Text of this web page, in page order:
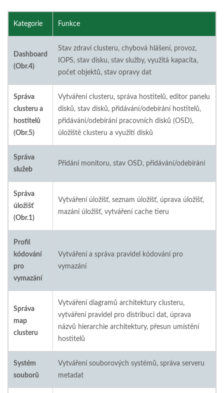
Kategorie Funkce
Dashboard
(Obr.4)
Stav zdraví clusteru, chybová hlášení, provoz,
IOPS, stav disku, stav služby, využitá kapacita,
počet objektů, stav opravy dat
Správa
clusteru a
hostitelů
(Obr.5)
Vytváření clusteru, správa hostitelů, editor panelu
disků, stav disků, přidávání/odebírání hostitelů,
přidávání/odebírání pracovních disků (OSD),
úložiště clusteru a využití disků
Správa
služeb
Přidání monitoru, stav OSD, přidávání/odebírání
Správa
úložišť
(Obr.1)
Vytváření úložišť, seznam úložišť, úprava úložišť,
mazání úložišť, vytváření cache tieru
Profil
kódování
pro
vymazání
Vytváření a správa pravidel kódování pro
vymazání
Správa
map
clusteru
Vytváření diagramů architektury clusteru,
vytváření pravidel pro distribuci dat, úprava
názvů hierarchie architektury, přesun umístění
hostitelů
Systém
souborů
Vytváření souborových systémů, správa serveru
metadat